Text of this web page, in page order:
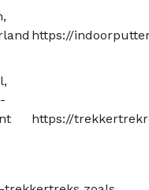
https://
https://